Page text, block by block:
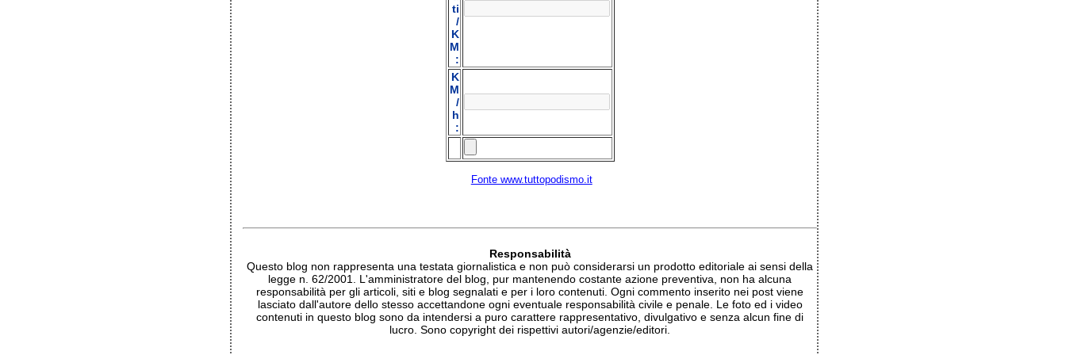
ti
/
K
M
:
K
M
/
h
:
Fonte www.tuttopodismo.it
Responsabilità
Questo blog non rappresenta una testata giornalistica e non può considerarsi un prodotto editoriale ai sensi della
legge n. 62/2001. L'amministratore del blog, pur mantenendo costante azione preventiva, non ha alcuna
responsabilità per gli articoli, siti e blog segnalati e per i loro contenuti. Ogni commento inserito nei post viene
lasciato dall'autore dello stesso accettandone ogni eventuale responsabilità civile e penale. Le foto ed i video
contenuti in questo blog sono da intendersi a puro carattere rappresentativo, divulgativo e senza alcun fine di
lucro. Sono copyright dei rispettivi autori/agenzie/editori.